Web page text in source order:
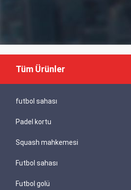
Tüm Ürünler
futbol sahası
Padel kortu
Squash mahkemesi
Futbol sahası
Futbol golü